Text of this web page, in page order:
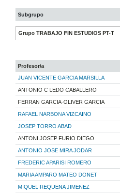
Subgrupo
Grupo TRABAJO FIN ESTUDIOS PT-T
Profesor/a
JUAN VICENTE GARCIA MARSILLA
ANTONIO C LEDO CABALLERO
FERRAN GARCIA-OLIVER GARCIA
RAFAEL NARBONA VIZCAINO
JOSEP TORRO ABAD
ANTONI JOSEP FURIO DIEGO
ANTONIO JOSE MIRA JODAR
FREDERIC APARISI ROMERO
MARIA AMPARO MATEO DONET
MIQUEL REQUENA JIMENEZ